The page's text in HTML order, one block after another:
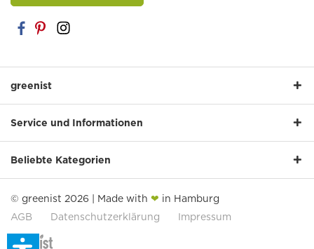
greenist
Service und Informationen
Beliebte Kategorien
© greenist 2026 | Made with ❤ in Hamburg
AGB
Datenschutzerklärung Impressum